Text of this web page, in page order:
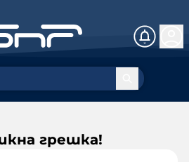
грешка!